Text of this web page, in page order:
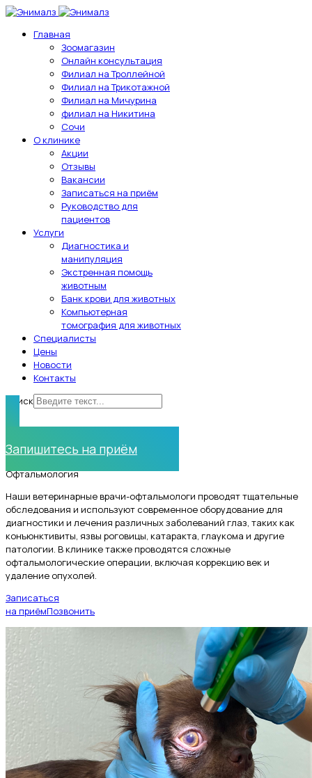
Главная
Зоомагазин
Онлайн консультация
Филиал на Троллейной
Филиал на Трикотажной
Филиал на Мичурина
филиал на Никитина
Сочи
О клинике
Акции
Отзывы
Вакансии
Записаться на приём
Руководство для
пациентов
Услуги
Диагностика и
манипуляция
Экстренная помощь
животным
Банк крови для животных
Компьютерная
томография для животных
Специалисты
Цены
Новости
Контакты
Поиск
Запишитесь на приём
Офтальмология
Наши ветеринарные врачи-офтальмологи проводят тщательные
обследования и используют современное оборудование для
диагностики и лечения различных заболеваний глаз, таких как
конъюнктивиты, язвы роговицы, катаракта, глаукома и другие
патологии. В клинике также проводятся сложные
офтальмологические операции, включая коррекцию век и
удаление опухолей.
Записаться
на приёмПозвонить